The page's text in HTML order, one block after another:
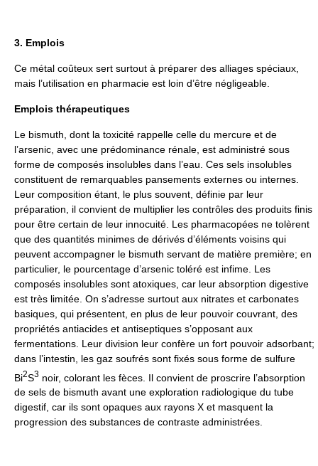
3. Emplois
Ce métal coûteux sert surtout à préparer des alliages spéciaux,
mais l’utilisation en pharmacie est loin d’être négligeable.
Emplois thérapeutiques
Le bismuth, dont la toxicité rappelle celle du mercure et de
l’arsenic, avec une prédominance rénale, est administré sous
forme de composés insolubles dans l’eau. Ces sels insolubles
constituent de remarquables pansements externes ou internes.
Leur composition étant, le plus souvent, définie par leur
préparation, il convient de multiplier les contrôles des produits finis
pour être certain de leur innocuité. Les pharmacopées ne tolèrent
que des quantités minimes de dérivés d’éléments voisins qui
peuvent accompagner le bismuth servant de matière première; en
particulier, le pourcentage d’arsenic toléré est infime. Les
composés insolubles sont atoxiques, car leur absorption digestive
est très limitée. On s’adresse surtout aux nitrates et carbonates
basiques, qui présentent, en plus de leur pouvoir couvrant, des
propriétés antiacides et antiseptiques s’opposant aux
fermentations. Leur division leur confère un fort pouvoir adsorbant;
dans l’intestin, les gaz soufrés sont fixés sous forme de sulfure
Bi2S3 noir, colorant les fèces. Il convient de proscrire l’absorption
de sels de bismuth avant une exploration radiologique du tube
digestif, car ils sont opaques aux rayons X et masquent la
progression des substances de contraste administrées.